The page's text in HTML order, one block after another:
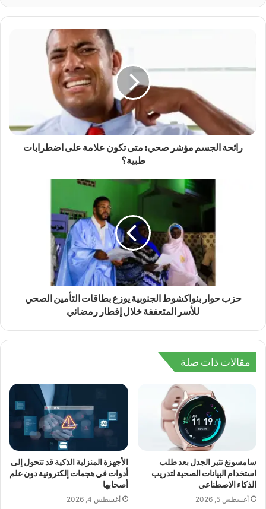
رائحة الجسم مؤشر صحي: متى تكون علامة على اضطرابات
طبية؟
حزب حوار بنواكشوط الجنوبية يوزع بطاقات التأمين الصحي
للأسر المتعففة خلال إفطار رمضاني
مقالات ذات صلة
سامسونغ تثير الجدل بعد طلب
استخدام البيانات الصحية لتدريب
الذكاء الاصطناعي
أغسطس 5, 2026
الأجهزة المنزلية الذكية قد تتحول إلى
أدوات في هجمات إلكترونية دون علم
أصحابها
أغسطس 4, 2026